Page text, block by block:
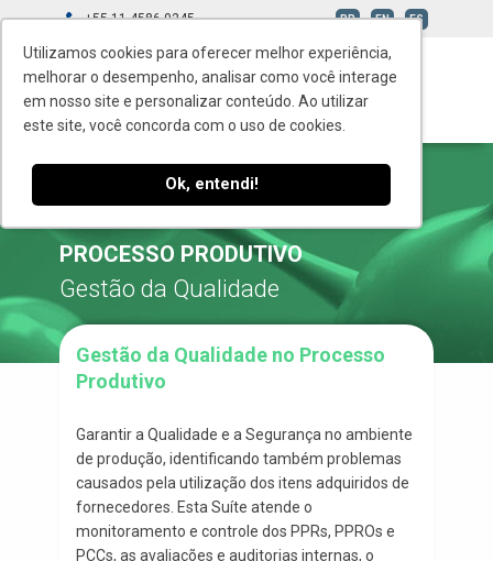
Utilizamos cookies para oferecer melhor experiência,
melhorar o desempenho, analisar como você interage
em nosso site e personalizar conteúdo. Ao utilizar
este site, você concorda com o uso de cookies.
Ok, entendi!
+55 11 4586-0245 BR EN ES
PROCESSO PRODUTIVO
Gestão da Qualidade
Gestão da Qualidade no Processo
Produtivo
Garantir a Qualidade e a Segurança no ambiente
de produção, identificando também problemas
causados pela utilização dos itens adquiridos de
fornecedores. Esta Suíte atende o
monitoramento e controle dos PPRs, PPROs e
PCCs, as avaliações e auditorias internas, o